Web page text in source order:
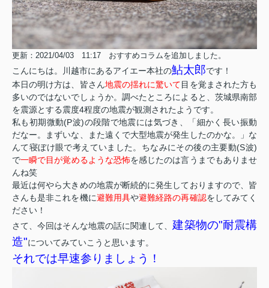
更新：2021/04/03 11:17 おすすめコラムを追加しました。
こんにちは。川越市にあるアイエー本社の鮎太郎です！
本日の明け方は、皆さん地震の揺れに驚いて目を覚まされた方も
多いのではないでしょうか。調べたところによると、茨城県南部
を震源とする震度4程度の地震が観測されたようです。
私も初期微動(P波)の段階で地震には気づき、「細かく長い振動
だなー。まずいな、また遠くで大型地震が発生したのかな。」な
んて寝ぼけ眼で考えていました。ちなみにその後の主要動(S波)
で一瞬で目が覚めるような恐怖を感じたのは言うまでもありませ
んね笑
最近は何やら大きめの地震が断続的に発生しておりますので、皆
さんも是非これを機に避難用具や避難経路の再確認をしてみてく
ださい！
さて、今回はそんな地震の話に関連して、 建築物の"耐震構
造"についてみていこうと思います。
それでは早速参りましょう！